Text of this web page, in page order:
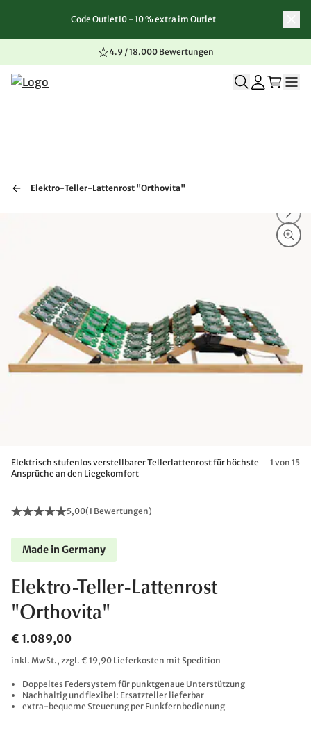
Zum Inhalt springen
Zur Navigation springen
Zum Seitenende springen
Code Outlet10 - 10 % extra im Outlet
4.9 / 18.000 Bewertungen
Elektro-Teller-Lattenrost "Orthovita"
Elektrisch stufenlos verstellbarer Tellerlattenrost für höchste
Ansprüche an den Liegekomfort
1 von 15
5,00(1 Bewertungen)
Made in Germany
Elektro-Teller-Lattenrost
"Orthovita"
€ 1.089,00
inkl. MwSt., zzgl. € 19,90 Lieferkosten mit Spedition
Doppeltes Federsystem für punktgenaue Unterstützung
Nachhaltig und flexibel: Ersatzteller lieferbar
extra-bequeme Steuerung per Funkfernbedienung